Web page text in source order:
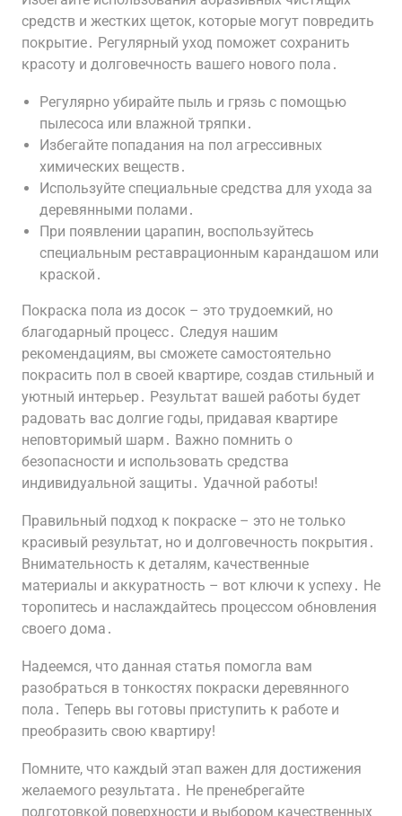
средств и жестких щеток, которые могут повредить
покрытие․ Регулярный уход поможет сохранить
красоту и долговечность вашего нового пола․
Регулярно убирайте пыль и грязь с помощью
пылесоса или влажной тряпки․
Избегайте попадания на пол агрессивных
химических веществ․
Используйте специальные средства для ухода за
деревянными полами․
При появлении царапин, воспользуйтесь
специальным реставрационным карандашом или
краской․
Покраска пола из досок – это трудоемкий, но
благодарный процесс․ Следуя нашим
рекомендациям, вы сможете самостоятельно
покрасить пол в своей квартире, создав стильный и
уютный интерьер․ Результат вашей работы будет
радовать вас долгие годы, придавая квартире
неповторимый шарм․ Важно помнить о
безопасности и использовать средства
индивидуальной защиты․ Удачной работы!
Правильный подход к покраске – это не только
красивый результат, но и долговечность покрытия․
Внимательность к деталям, качественные
материалы и аккуратность – вот ключи к успеху․ Не
торопитесь и наслаждайтесь процессом обновления
своего дома․
Надеемся, что данная статья помогла вам
разобраться в тонкостях покраски деревянного
пола․ Теперь вы готовы приступить к работе и
преобразить свою квартиру!
Помните, что каждый этап важен для достижения
желаемого результата․ Не пренебрегайте
подготовкой поверхности и выбором качественных